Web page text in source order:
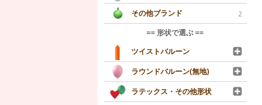
その他ブランド
2
== 形状で選ぶ ==
ツイストバルーン
ラウンドバルーン(無地)
ラテックス・その他形状